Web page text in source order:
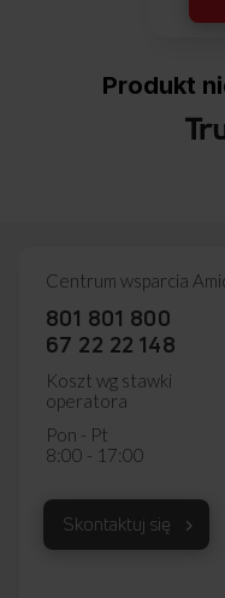
Produkt
Centrum wsparcia
801 801 800
67 22 22 148
Koszt wg stawki
operatora
Pon - Pt
8:00 - 17:00
Skontaktuj się